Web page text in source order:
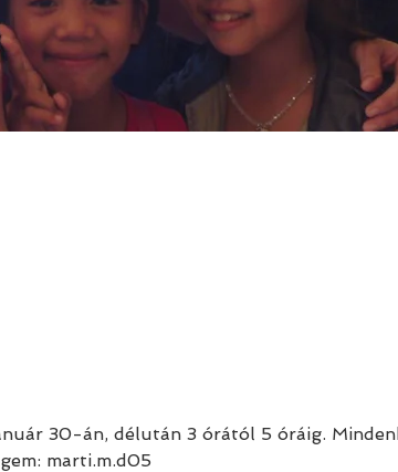
30-án, délután 3 órától 5 óráig.
marti.m.d05